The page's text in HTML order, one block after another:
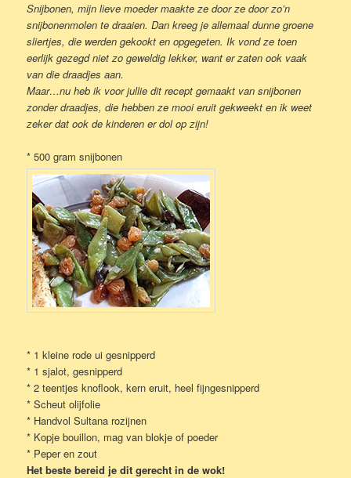
Snijbonen, mijn lieve moeder maakte ze door ze door zo’n
snijbonenmolen te draaien. Dan kreeg je allemaal dunne groene
sliertjes, die werden gekookt en opgegeten. Ik vond ze toen
eerlijk gezegd niet zo geweldig lekker, want er zaten ook vaak
van die draadjes aan.
Maar…nu heb ik voor jullie dit recept gemaakt van snijbonen
zonder draadjes, die hebben ze mooi eruit gekweekt en ik weet
zeker dat ook de kinderen er dol op zijn!
* 500 gram snijbonen
* 1 kleine rode ui gesnipperd
* 1 sjalot, gesnipperd
* 2 teentjes knoflook, kern eruit, heel fijngesnipperd
* Scheut olijfolie
* Handvol Sultana rozijnen
* Kopje bouillon, mag van blokje of poeder
* Peper en zout
Het beste bereid je dit gerecht in de wok!